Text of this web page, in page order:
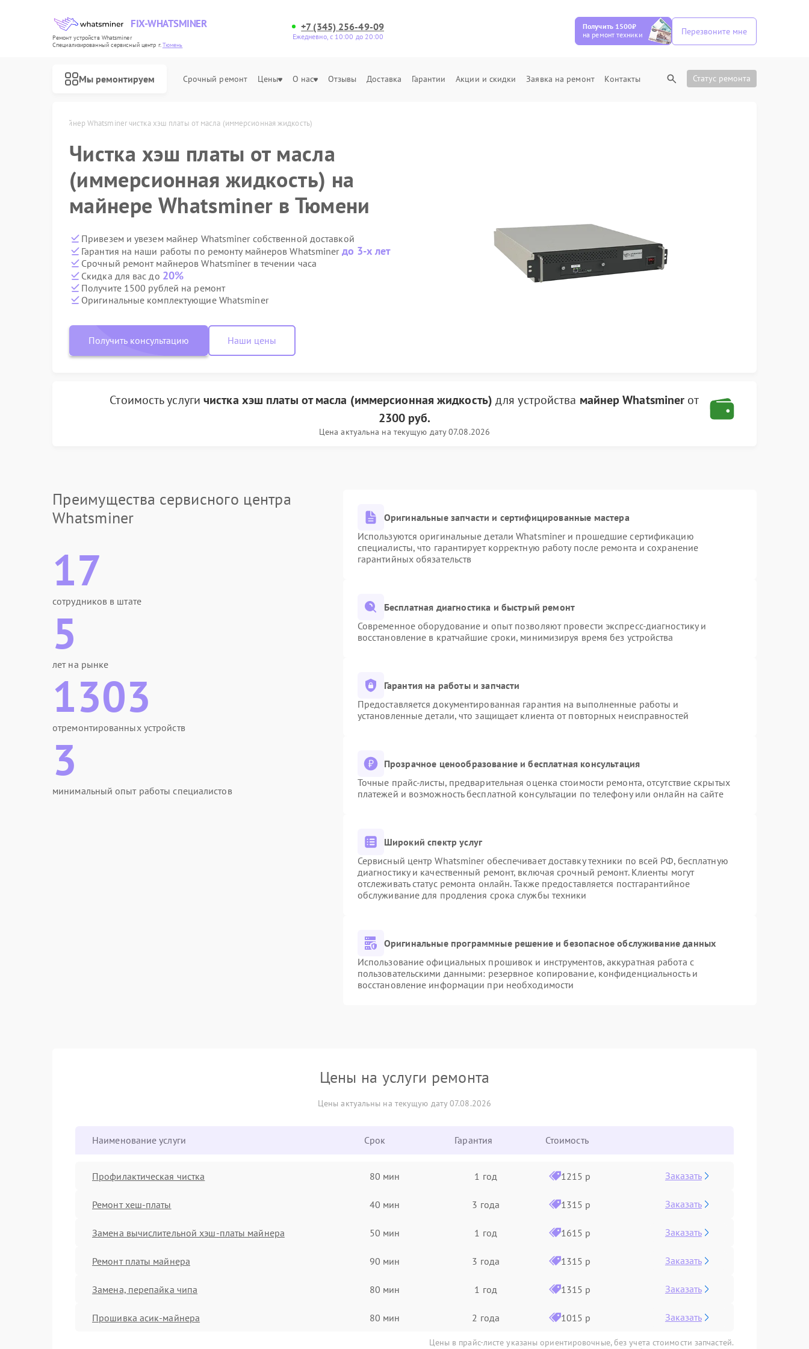
FIX-WHATSMINER
Ремонт устройств Whatsminer
Специализированный cервисный центр г.Тюмень
+7 (345) 256-49-09
Ежедневно, с 10:00 до 20:00
Получить 1500₽
на ремонт техники
Перезвоните мне
Мы ремонтируем Срочный ремонт Цены О нас Отзывы Доставка Гарантии Акции и скидки Заявка на ремонт Контакты Статус ремонта
Майнер Whatsminer чистка хэш платы от масла (иммерсионная жидкость)
Чистка хэш платы от масла
(иммерсионная жидкость) на
майнере Whatsminer в Тюмени
Привезем и увезем майнер Whatsminer собственной доставкой
Гарантия на наши работы по ремонту майнеров Whatsminer до 3-х лет
Срочный ремонт майнеров Whatsminer в течении часа
Скидка для вас до 20%
Получите 1500 рублей на ремонт
Оригинальные комплектующие Whatsminer
Получить консультацию Наши цены
Стоимость услугичистка хэш платы от масла (иммерсионная жидкость) для устройства майнер Whatsminer от
2300 руб.
Цена актуальна на текущую дату 07.08.2026
Преимущества сервисного центра
Whatsminer
17
сотрудников в штате
5
лет на рынке
1303
отремонтированных устройств
3
минимальный опыт работы специалистов
Оригинальные запчасти и сертифицированные мастера
Используются оригинальные детали Whatsminer и прошедшие сертификацию
специалисты, что гарантирует корректную работу после ремонта и сохранение
гарантийных обязательств
Бесплатная диагностика и быстрый ремонт
Современное оборудование и опыт позволяют провести экспресс-диагностику и
восстановление в кратчайшие сроки, минимизируя время без устройства
Гарантия на работы и запчасти
Предоставляется документированная гарантия на выполненные работы и
установленные детали, что защищает клиента от повторных неисправностей
Прозрачное ценообразование и бесплатная консультация
Точные прайс-листы, предварительная оценка стоимости ремонта, отсутствие скрытых
платежей и возможность бесплатной консультации по телефону или онлайн на сайте
Широкий спектр услуг
Сервисный центр Whatsminer обеспечивает доставку техники по всей РФ, бесплатную
диагностику и качественный ремонт, включая срочный ремонт. Клиенты могут
отслеживать статус ремонта онлайн. Также предоставляется постгарантийное
обслуживание для продления срока службы техники
Оригинальные программные решение и безопасное обслуживание данных
Использование официальных прошивок и инструментов, аккуратная работа с
пользовательскими данными: резервное копирование, конфиденциальность и
восстановление информации при необходимости
Цены на услуги ремонта
Цены актуальны на текущую дату 07.08.2026
Наименование услуги Срок Гарантия Стоимость
Профилактическая чистка 80 мин 1 год 1215 р Заказать
Ремонт хеш-платы 40 мин 3 года 1315 р Заказать
Замена вычислительной хэш-платы майнера 50 мин 1 год 1615 р Заказать
Ремонт платы майнера 90 мин 3 года 1315 р Заказать
Замена, перепайка чипа 80 мин 1 год 1315 р Заказать
Прошивка асик-майнера 80 мин 2 года 1015 р Заказать
Цены в прайс-листе указаны ориентировочные, без учета стоимости запчастей.